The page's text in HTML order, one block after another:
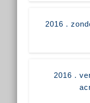
2016 .
2016 .